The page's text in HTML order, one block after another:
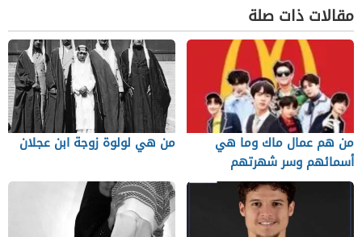
مقالات ذات صلة
من هم عمال ماك وما هي
أسمائهم وسر شهرتهم
من هي لولوة زوجة ابن عجلان